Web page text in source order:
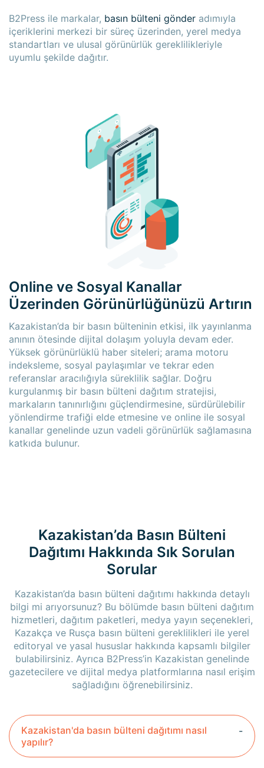
B2Press ile markalar, basın bülteni gönder adımıyla
içeriklerini merkezi bir süreç üzerinden, yerel medya
standartları ve ulusal görünürlük gereklilikleriyle
uyumlu şekilde dağıtır.
Online ve Sosyal Kanallar
Üzerinden Görünürlüğünüzü Artırın
Kazakistan’da bir basın bülteninin etkisi, ilk yayınlanma
anının ötesinde dijital dolaşım yoluyla devam eder.
Yüksek görünürlüklü haber siteleri; arama motoru
indeksleme, sosyal paylaşımlar ve tekrar eden
referanslar aracılığıyla süreklilik sağlar. Doğru
kurgulanmış bir basın bülteni dağıtım stratejisi,
markaların tanınırlığını güçlendirmesine, sürdürülebilir
yönlendirme trafiği elde etmesine ve online ile sosyal
kanallar genelinde uzun vadeli görünürlük sağlamasına
katkıda bulunur.
Kazakistan’da Basın Bülteni
Dağıtımı Hakkında Sık Sorulan
Sorular
Kazakistan’da basın bülteni dağıtımı hakkında detaylı
bilgi mi arıyorsunuz? Bu bölümde basın bülteni dağıtım
hizmetleri, dağıtım paketleri, medya yayın seçenekleri,
Kazakça ve Rusça basın bülteni gereklilikleri ile yerel
editoryal ve yasal hususlar hakkında kapsamlı bilgiler
bulabilirsiniz. Ayrıca B2Press’in Kazakistan genelinde
gazetecilere ve dijital medya platformlarına nasıl erişim
sağladığını öğrenebilirsiniz.
Kazakistan'da basın bülteni dağıtımı nasıl
yapılır?